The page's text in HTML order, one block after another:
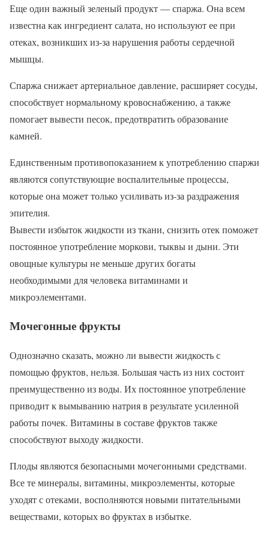
Еще один важный зеленый продукт — спаржа. Она всем
известна как ингредиент салата, но используют ее при
отеках, возникших из-за нарушения работы сердечной
мышцы.
Спаржа снижает артериальное давление, расширяет сосуды,
способствует нормальному кровоснабжению, а также
помогает вывести песок, предотвратить образование
камней.
Единственным противопоказанием к употреблению спаржи
являются сопутствующие воспалительные процессы,
которые она может только усиливать из-за раздражения
эпителия.
Вывести избыток жидкости из ткани, снизить отек поможет
постоянное употребление моркови, тыквы и дыни. Эти
овощные культуры не меньше других богаты
необходимыми для человека витаминами и
микроэлементами.
Мочегонные фрукты
Однозначно сказать, можно ли вывести жидкость с
помощью фруктов, нельзя. Большая часть из них состоит
преимущественно из воды. Их постоянное употребление
приводит к вымыванию натрия в результате усиленной
работы почек. Витамины в составе фруктов также
способствуют выходу жидкости.
Плоды являются безопасными мочегонными средствами.
Все те минералы, витамины, микроэлементы, которые
уходят с отеками, восполняются новыми питательными
веществами, которых во фруктах в избытке.